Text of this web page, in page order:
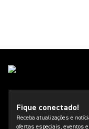
Fique conectado!
Receba atualizações e
ofertas especiais, eventos